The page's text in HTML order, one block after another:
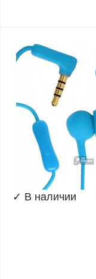
✓ В наличии